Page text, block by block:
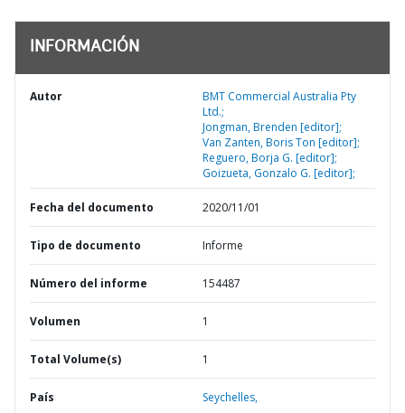
INFORMACIÓN
Autor
BMT Commercial Australia Pty
Ltd.;
Jongman, Brenden [editor];
Van Zanten, Boris Ton [editor];
Reguero, Borja G. [editor];
Goizueta, Gonzalo G. [editor];
Fecha del documento 2020/11/01
Tipo de documento Informe
Número del informe 154487
Volumen 1
Total Volume(s) 1
País Seychelles,